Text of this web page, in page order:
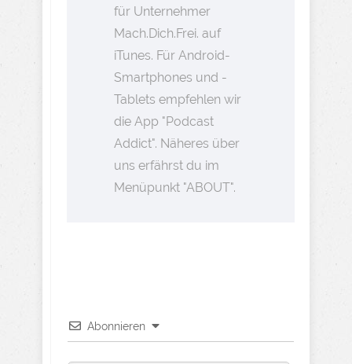
für Unternehmer
Mach.Dich.Frei. auf
iTunes. Für Android-
Smartphones und -
Tablets empfehlen wir
die App "Podcast
Addict". Näheres über
uns erfährst du im
Menüpunkt "ABOUT".
Abonnieren